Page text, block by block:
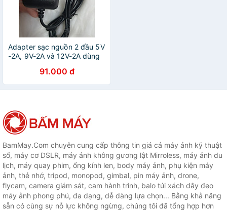
Adapter sạc nguồn 2 đầu 5V
-2A, 9V-2A và 12V-2A dùng
led và các thiết bị điện tử
khác - Hàng chính hãng
91.000 đ
BamMay.Com chuyên cung cấp thông tin giá cả máy ảnh kỹ thuật
số, máy cơ DSLR, máy ảnh không gương lật Mirroless, máy ảnh du
lịch, máy quay phim, ống kính len, body máy ảnh, phụ kiện máy
ảnh, thẻ nhớ, tripod, monopod, gimbal, pin máy ảnh, drone,
flycam, camera giám sát, cam hành trình, balo túi xách dây đeo
máy ảnh phong phú, đa dạng, dễ dàng lựa chọn... Bằng khả năng
sẵn có cùng sự nỗ lực không ngừng, chúng tôi đã tổng hợp hơn